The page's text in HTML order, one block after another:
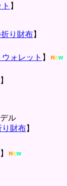
】
り財布】
ォレット 】
】
ル
り財布】
】